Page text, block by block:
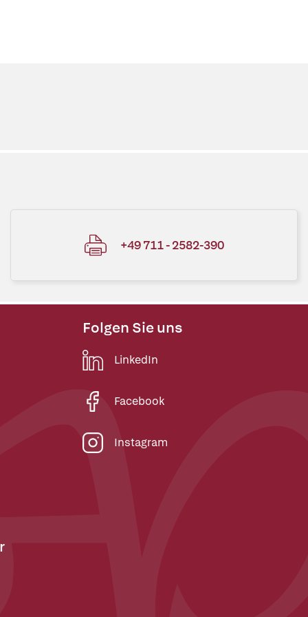
+49 711 - 2582-390
Folgen Sie uns
LinkedIn
Facebook
Instagram